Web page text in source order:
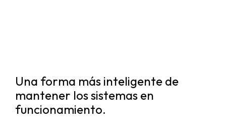
Una forma más inteligente de
mantener los sistemas en
funcionamiento.